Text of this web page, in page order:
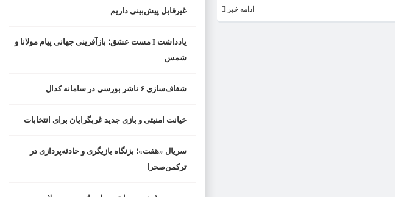
ادامه خبر
غیرقابل پیش‌بینی داریم
یادداشت I مست عشق؛ بازآفرینی جهانی پیام مولانا و
شمس
شفاف‌سازی ۶ ناشر بورسی در سامانه کدال
خیانت امنیتی و بازی جدید غربگرایان برای انتخابات
سریال «هفت»؛ بزنگاه بازیگری و حادثه‌پردازی در
ترکمن‌صحرا